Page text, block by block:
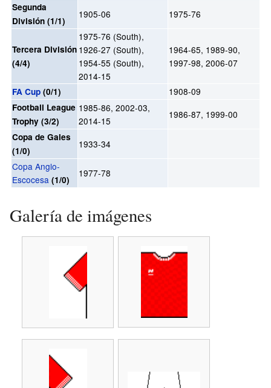
Segunda
División (1/1)
1905-06 1975-76
Tercera División
(4/4)
1975-76 (South),
1926-27 (South),
1954-55 (South),
2014-15
1964-65, 1989-90,
1997-98, 2006-07
FA Cup (0/1) 1908-09
Football League
Trophy (3/2)
1985-86, 2002-03,
2014-15
1986-87, 1999-00
Copa de Gales
(1/0)
1933-34
Copa Anglo-
Escocesa (1/0)
1977-78
Galería de imágenes